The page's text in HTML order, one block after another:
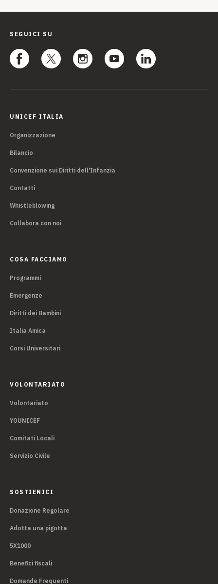
SEGUICI SU
UNICEF ITALIA
Organizzazione
Bilancio
Convenzione sui Diritti dell'Infanzia
Contatti
Whistleblowing
Collabora con noi
COSA FACCIAMO
Programmi
Emergenze
Diritti dei Bambini
Italia Amica
Corsi Universitari
VOLONTARIATO
Volontariato
YOUNICEF
Comitati Locali
Servizio Civile
SOSTIENICI
Donazione Regolare
Adotta una pigotta
5X1000
Benefici fiscali
Domande Frequenti